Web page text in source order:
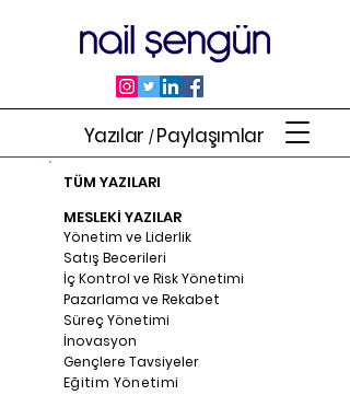
Yazılar /Paylaşımlar
TÜM YAZILARI
MESLEKİ YAZILAR
Yönetim ve Liderlik
Satış Becerileri
İç Kontrol ve Risk Yönetimi
Pazarlama ve Rekabet
Süreç Yönetimi
İnovasyon
Gençlere Tavsiyeler
Eğitim Yönetimi